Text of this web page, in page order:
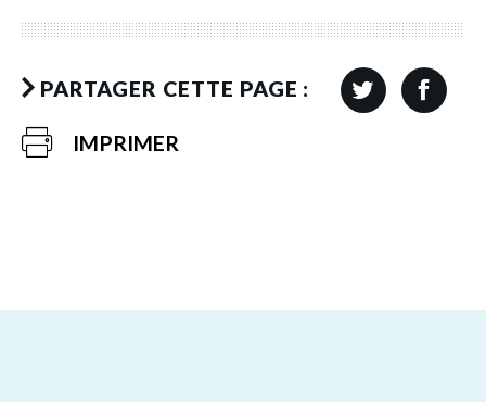
PARTAGER CETTE PAGE :
IMPRIMER